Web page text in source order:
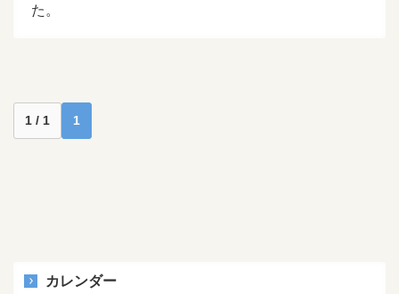
た。
1 / 1 1
カレンダー